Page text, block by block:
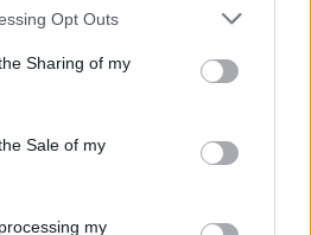
Opt Outs
Sharing of my
Sale of my
my
zu drastisch zu DSO s Helden des
Nagel auf dem Kopf, ich verstehe
entlohnt werden, warum kommt
Com wünscht doch eigentlich
ich habe bei den zweien das